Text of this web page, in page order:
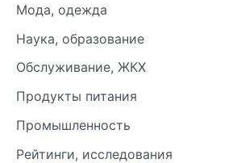
Мода, одежда
Наука, образование
Обслуживание, ЖКХ
Продукты питания
Промышленность
Рейтинги, исследования